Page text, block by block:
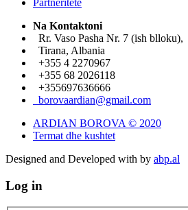
Partneritete
Na Kontaktoni
Rr. Vaso Pasha Nr. 7 (ish blloku),
Tirana, Albania
+355 4 2270967
+355 68 2026118
+355697636666
borovaardian@gmail.com
ARDIAN BOROVA © 2020
Termat dhe kushtet
Designed and Developed with by abp.al
Log in